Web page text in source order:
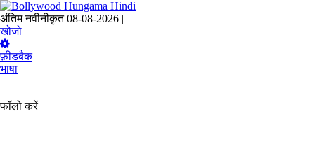
अंतिम नवीनीकृत 08-08-2026 |
खोजो
फ़ीडबैक
भाषा
फॉलो करें
|
|
|
|